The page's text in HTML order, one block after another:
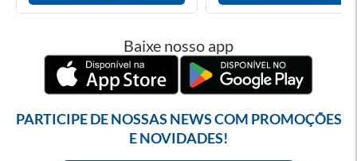
Baixe nosso app
PARTICIPE DE NOSSAS NEWS COM PROMOÇÕES
E NOVIDADES!